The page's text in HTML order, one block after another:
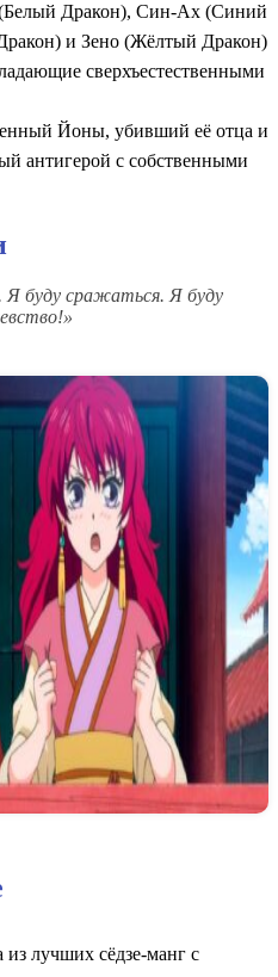
Дракон), Син-Ах (Синий
и Зено (Жёлтый Дракон)
сверхъестественными
Йоны, убивший её отца и
антигерой с собственными
Я буду сражаться. Я буду
из лучших сёдзе-манг с